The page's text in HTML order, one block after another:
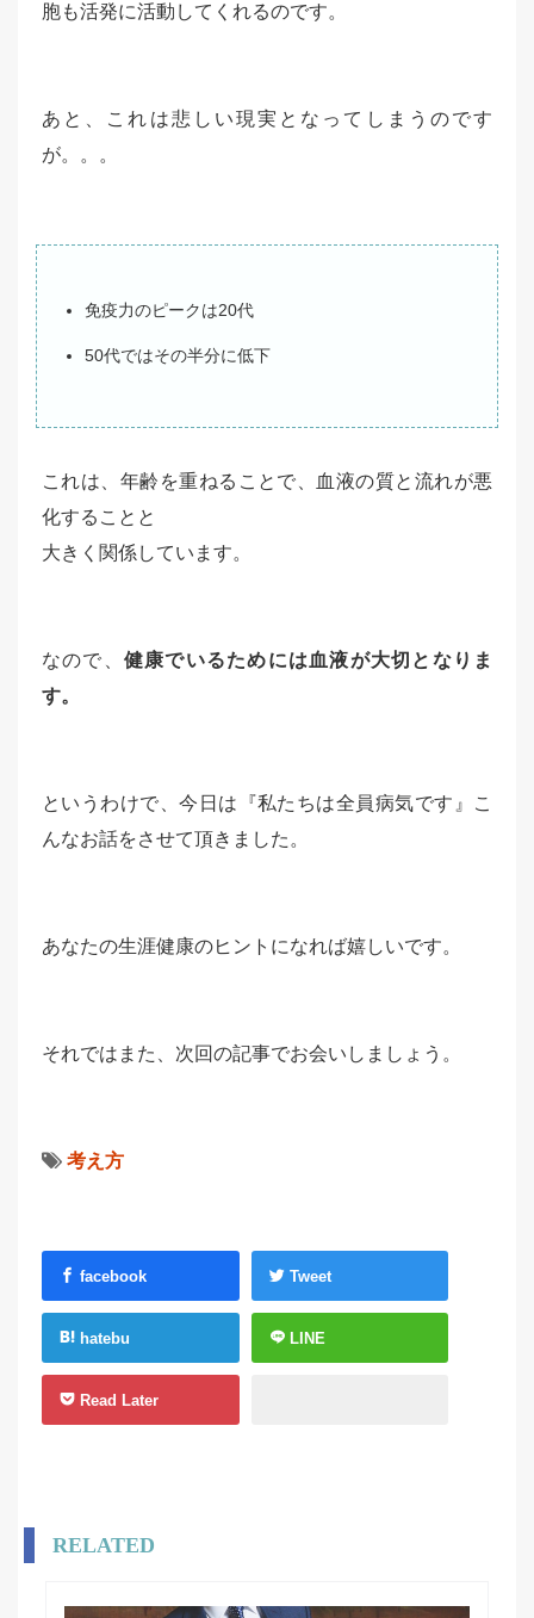
胞も活発に活動してくれるのです。
あと、これは悲しい現実となってしまうのです
が。。。
免疫力のピークは20代
50代ではその半分に低下
これは、年齢を重ねることで、血液の質と流れが悪
化することと
大きく関係しています。
なので、 健康でいるためには血液が大切となりま
す。
というわけで、今日は『私たちは全員病気です』こ
んなお話をさせて頂きました。
あなたの生涯健康のヒントになれば嬉しいです。
それではまた、次回の記事でお会いしましょう。
考え方
facebook Tweet
hatebu LINE
Read Later
RELATED